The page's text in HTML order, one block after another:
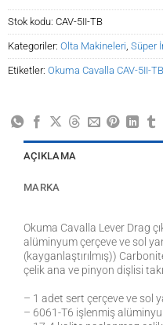
Stok kodu: CAV-5II-TB
Kategoriler: Olta Makineleri Süper
Etiketler: Okuma Cavalla CAV-5II-
AÇIKLAMA
MARKA
Okuma Cavalla Lever Drag
alüminyum çerçeve ve sol
(kayganlaştırılmış))
çelik ana ve pinyon dişlisi
– 1 adet sert çerçeve ve sol
– 6061-T6 işlenmiş